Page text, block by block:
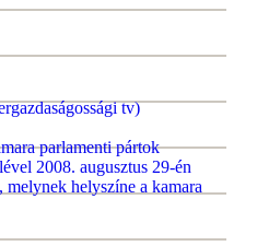
tv)
parlamenti pártok
2008. augusztus 29-én
helyszíne a kamara